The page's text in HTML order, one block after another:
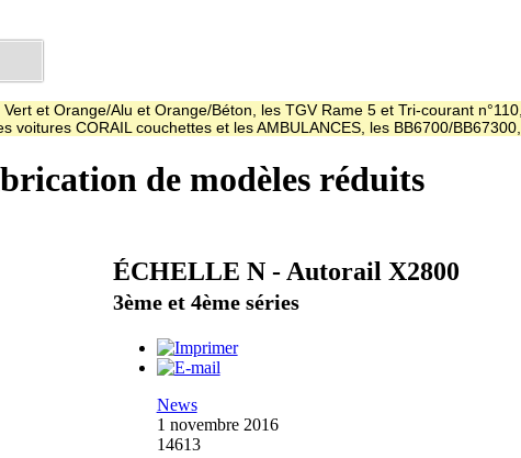
et Orange/Alu et Orange/Béton, les TGV Rame 5 et Tri-courant
voitures CORAIL couchettes et les AMBULANCES, les BB6700/
de modèles réduits
ÉCHELLE N - Autorail X2800
3ème et 4ème séries
News
1 novembre 2016
14613